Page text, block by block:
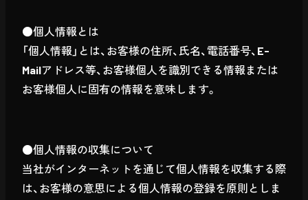
●個人情報とは
「個人情報」とは、お客様の住所、氏名、電話番号、E-
Mailアドレス等、お客様個人を識別できる情報または
お客様個人に固有の情報を意味します。
●個人情報の収集について
当社がインターネットを通じて個人情報を収集する際
は、お客様の意思による個人情報の登録を原則としま